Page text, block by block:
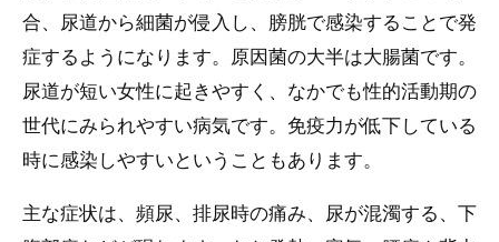
合、尿道から細菌が侵入し、膀胱で感染することで発
症するようになります。原因菌の大半は大腸菌です。
尿道が短い女性に起きやすく、なかでも性的活動期の
世代にみられやすい病気です。免疫力が低下している
時に感染しやすいということもあります。
主な症状は、頻尿、排尿時の痛み、尿が混濁する、下